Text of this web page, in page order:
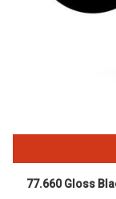
77.660 Gloss